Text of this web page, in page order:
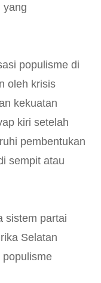
yang
populisme di
oleh krisis
kekuatan
kiri setelah
pembentukan
sempit atau
sistem partai
Selatan
populisme